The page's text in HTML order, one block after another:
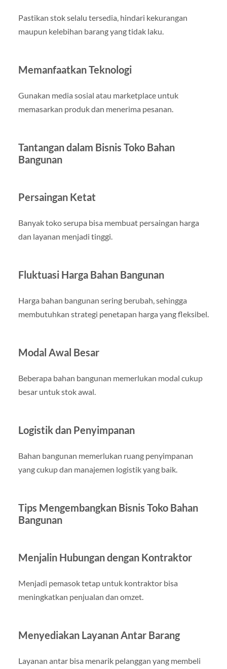
Pastikan stok selalu tersedia, hindari kekurangan
maupun kelebihan barang yang tidak laku.
Memanfaatkan Teknologi
Gunakan media sosial atau marketplace untuk
memasarkan produk dan menerima pesanan.
Tantangan dalam Bisnis Toko Bahan
Bangunan
Persaingan Ketat
Banyak toko serupa bisa membuat persaingan harga
dan layanan menjadi tinggi.
Fluktuasi Harga Bahan Bangunan
Harga bahan bangunan sering berubah, sehingga
membutuhkan strategi penetapan harga yang fleksibel.
Modal Awal Besar
Beberapa bahan bangunan memerlukan modal cukup
besar untuk stok awal.
Logistik dan Penyimpanan
Bahan bangunan memerlukan ruang penyimpanan
yang cukup dan manajemen logistik yang baik.
Tips Mengembangkan Bisnis Toko Bahan
Bangunan
Menjalin Hubungan dengan Kontraktor
Menjadi pemasok tetap untuk kontraktor bisa
meningkatkan penjualan dan omzet.
Menyediakan Layanan Antar Barang
Layanan antar bisa menarik pelanggan yang membeli